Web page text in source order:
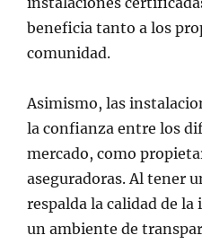
beneficia tanto a los
comunidad.
Asimismo, las
la confianza entre los
mercado, como
aseguradoras. Al tener
respalda la calidad de
un ambiente de